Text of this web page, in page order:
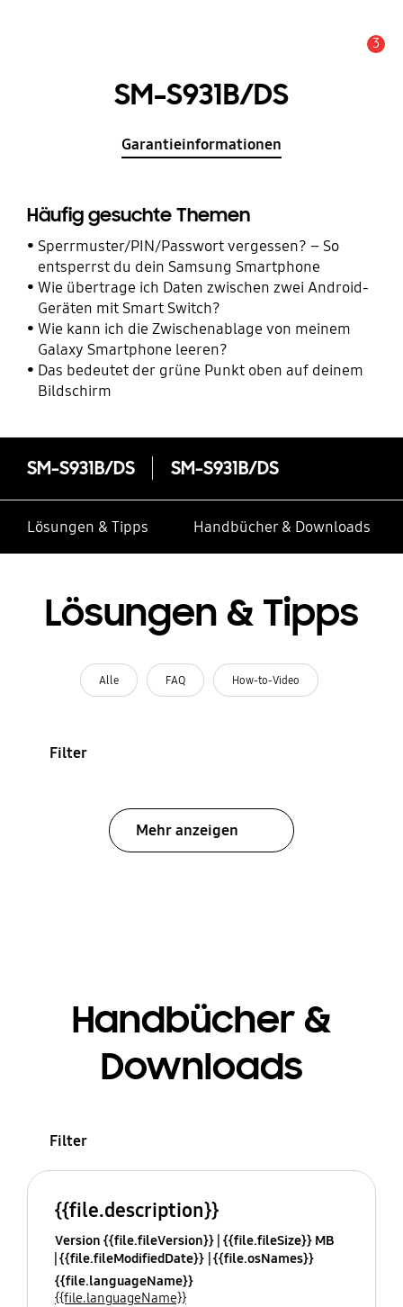
3
SM-S931B/DS
Garantieinformationen
Häufig gesuchte Themen
Sperrmuster/PIN/Passwort vergessen? – So
entsperrst du dein Samsung Smartphone
Wie übertrage ich Daten zwischen zwei Android-
Geräten mit Smart Switch?
Wie kann ich die Zwischenablage von meinem
Galaxy Smartphone leeren?
Das bedeutet der grüne Punkt oben auf deinem
Bildschirm
SM-S931B/DS SM-S931B/DS
Lösungen & Tipps Handbücher & Downloads
Lösungen & Tipps
Alle FAQ How-to-Video
Filter
Mehr anzeigen
Handbücher &
Downloads
Filter
{{file.description}}
Version {{file.fileVersion}} {{file.fileSize}} MB
{{file.fileModifiedDate}} {{file.osNames}}
{{file.languageName}}
{{file.languageName}}